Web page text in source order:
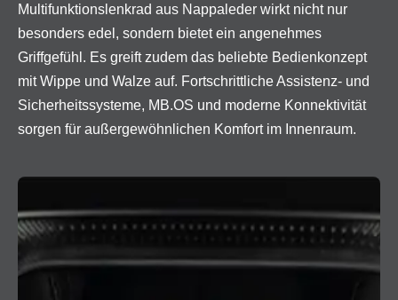
Multifunktionslenkrad aus Nappaleder wirkt nicht nur
besonders edel, sondern bietet ein angenehmes
Griffgefühl. Es greift zudem das beliebte Bedienkonzept
mit Wippe und Walze auf. Fortschrittliche Assistenz- und
Sicherheitssysteme, MB.OS und moderne Konnektivität
sorgen für außergewöhnlichen Komfort im Innenraum.